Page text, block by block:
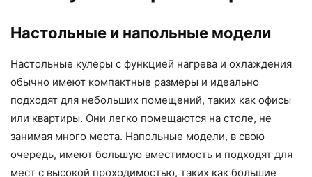
Настольные и напольные модели
Настольные кулеры с функцией нагрева и охлаждения
обычно имеют компактные размеры и идеально
подходят для небольших помещений, таких как офисы
или квартиры. Они легко помещаются на столе, не
занимая много места. Напольные модели, в свою
очередь, имеют большую вместимость и подходят для
мест с высокой проходимостью, таких как большие